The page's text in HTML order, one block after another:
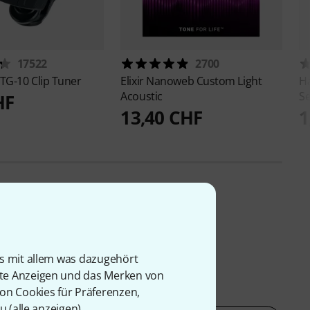
mit allem was dazugehört
Anzeigen und das Merken von
Cookies für Präferenzen,
17522
10 Clip Tuner
2700
Elixir Nanoweb Custom Light
Acoustic
13,40 CHF